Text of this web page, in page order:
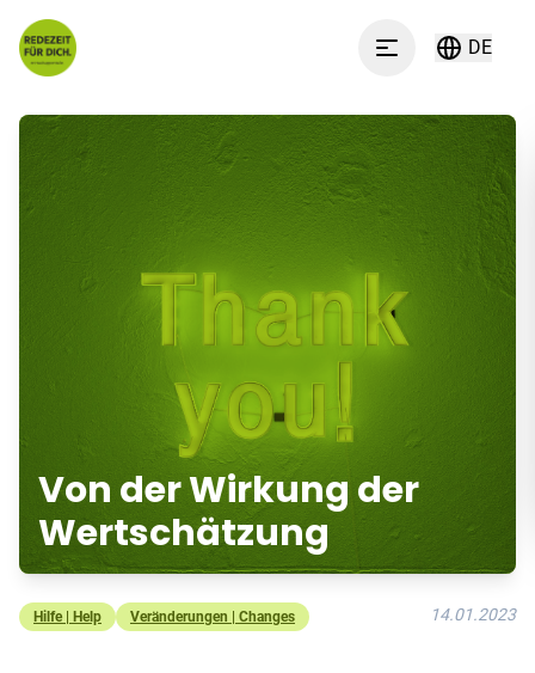
Menu
DE
Von der Wirkung der
Wertschätzung
Hilfe | Help Veränderungen | Changes 14.01.2023